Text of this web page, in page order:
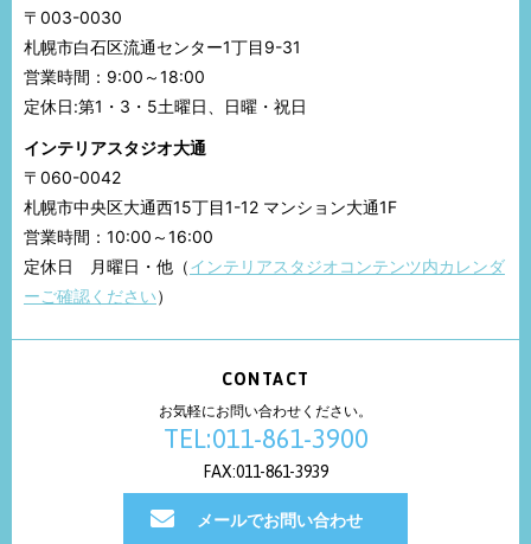
〒003-0030
札幌市白石区流通センター1丁目9-31
営業時間：9:00～18:00
定休日:第1・3・5土曜日、日曜・祝日
インテリアスタジオ大通
〒060-0042
札幌市中央区大通西15丁目1-12 マンション大通1F
営業時間：10:00～16:00
定休日 月曜日・他（インテリアスタジオコンテンツ内カレンダ
ーご確認ください）
CONTACT
お気軽にお問い合わせください。
TEL:011-861-3900
FAX:011-861-3939
メールでお問い合わせ